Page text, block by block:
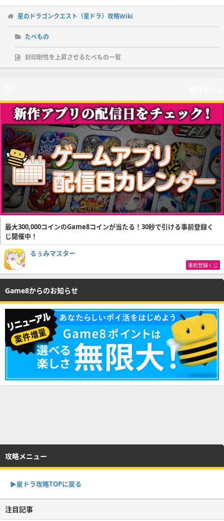
星のドラゴンクエスト（星ドラ）攻略Wiki
たべもの
封印耐性を上昇させるたべもの一覧
最大300,000コインのGame8コインが当たる！30秒で引ける事前登録く
じ開催中！
るぅみマスター
事前登録くじ
Game8からのお知らせ
攻略メニュー
▶︎星ドラ攻略TOPに戻る
注目記事